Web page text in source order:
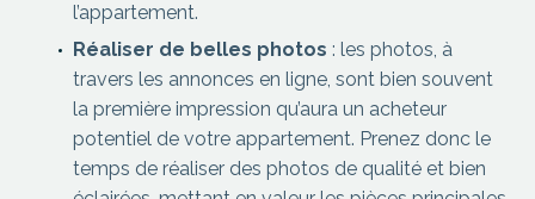
l’appartement.
Réaliser de belles photos : les photos, à
travers les annonces en ligne, sont bien souvent
la première impression qu’aura un acheteur
potentiel de votre appartement. Prenez donc le
temps de réaliser des photos de qualité et bien